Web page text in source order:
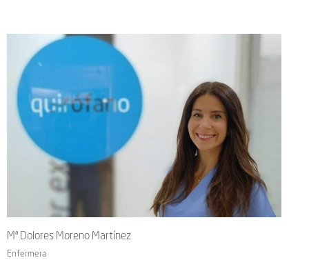
Mª Dolores Moreno Martínez
Enfermera